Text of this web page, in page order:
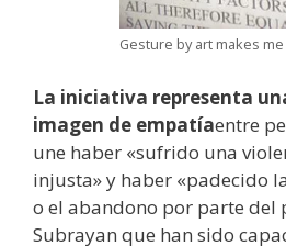
Gesture by art makes
La iniciativa representa
imagen de empatíaentre
une haber «sufrido una
injusta» y haber «padecido
o el abandono por parte del
Subrayan que han sido